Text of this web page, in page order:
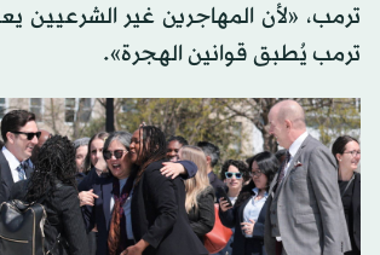
ترمب، «لأن المهاجرين غير الشرعيين
ترمب يُطبق قوانين الهجرة».